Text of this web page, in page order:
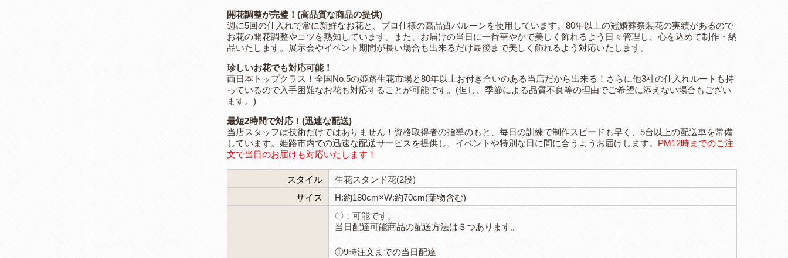
開花調整が完璧！(高品質な商品の提供)
週に5回の仕入れで常に新鮮なお花と、プロ仕様の高品質バルーンを使用しています。80年以上の冠婚葬祭装花の実績があるので
お花の開花調整やコツを熟知しています。また、お届けの当日に一番華やかで美しく飾れるよう日々管理し、心を込めて制作・納
品いたします。展示会やイベント期間が長い場合も出来るだけ最後まで美しく飾れるよう対応いたします。
珍しいお花でも対応可能！
西日本トップクラス！全国No.5の姫路生花市場と80年以上お付き合いのある当店だから出来る！さらに他3社の仕入れルートも持
っているので入手困難なお花も対応することが可能です。(但し、季節による品質不良等の理由でご希望に添えない場合もござい
ます。)
最短2時間で対応！(迅速な配送)
当店スタッフは技術だけではありません！資格取得者の指導のもと、毎日の訓練で制作スピードも早く、5台以上の配送車を常備
しています。姫路市内での迅速な配送サービスを提供し、イベントや特別な日に間に合うようお届けします。 PM12時までのご注
文で当日のお届けも対応いたします！
スタイル
生花スタンド花(2段)
サイズ
H:約180cm×W:約70cm(葉物含む)
〇：可能です。
当日配達可能商品の配送方法は３つあります。
①9時注文までの当日配達